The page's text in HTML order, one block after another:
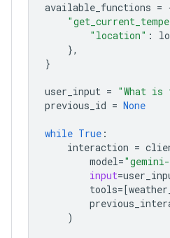
available_functions =
"location" :
},
}
user_input = "What is
previous_id = None
while True :
interaction =
model=
input=
tools=[
)